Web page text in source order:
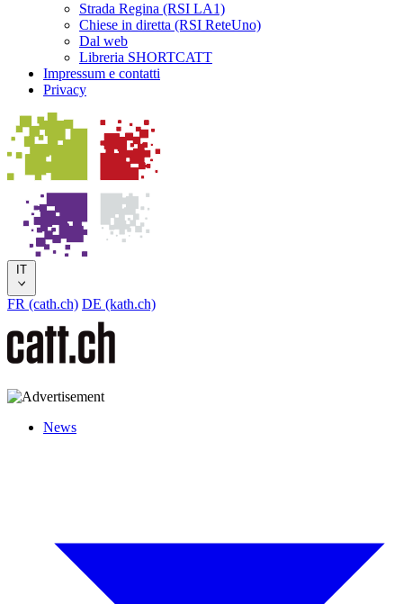
Strada Regina (RSI LA1)
Chiese in diretta (RSI ReteUno)
Dal web
Libreria SHORTCATT
Impressum e contatti
Privacy
IT
FR (cath.ch) DE (kath.ch)
News